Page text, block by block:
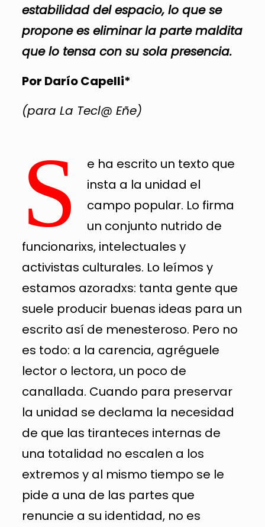
estabilidad del espacio, lo que se
propone es eliminar la parte maldita
que lo tensa con su sola presencia.
Por Darío Capelli*
(para La Tecl@ Eñe)
S
e ha escrito un texto que
insta a la unidad el
campo popular. Lo firma
un conjunto nutrido de
funcionarixs, intelectuales y
activistas culturales. Lo leímos y
estamos azoradxs: tanta gente que
suele producir buenas ideas para un
escrito así de menesteroso. Pero no
es todo: a la carencia, agréguele
lector o lectora, un poco de
canallada. Cuando para preservar
la unidad se declama la necesidad
de que las tiranteces internas de
una totalidad no escalen a los
extremos y al mismo tiempo se le
pide a una de las partes que
renuncie a su identidad, no es